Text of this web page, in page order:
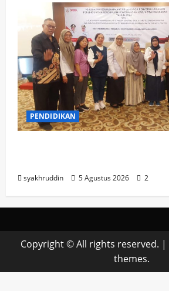
PENDIDIKAN
syakhruddin 5 Agustus 2026 2
Copyright © All rights reserved. |
themes.